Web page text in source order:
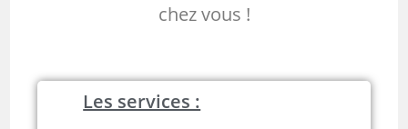
chez vous !
Les services :